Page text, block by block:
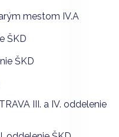
mestom IV.A
ŠKD
ŠKD
III. a IV. oddelenie